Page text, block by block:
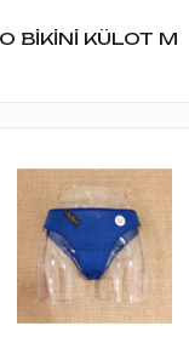
BİKİNİ KÜLOT M